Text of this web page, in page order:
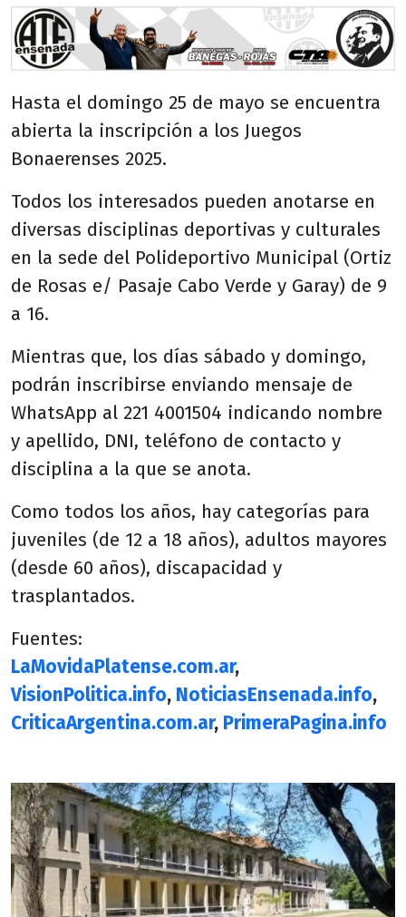
Hasta el domingo 25 de mayo se encuentra
abierta la inscripción a los Juegos
Bonaerenses 2025.
Todos los interesados pueden anotarse en
diversas disciplinas deportivas y culturales
en la sede del Polideportivo Municipal (Ortiz
de Rosas e/ Pasaje Cabo Verde y Garay) de 9
a 16.
Mientras que, los días sábado y domingo,
podrán inscribirse enviando mensaje de
WhatsApp al 221 4001504 indicando nombre
y apellido, DNI, teléfono de contacto y
disciplina a la que se anota.
Como todos los años, hay categorías para
juveniles (de 12 a 18 años), adultos mayores
(desde 60 años), discapacidad y
trasplantados.
Fuentes:
LaMovidaPlatense.com.ar,
VisionPolitica.info, NoticiasEnsenada.info,
CriticaArgentina.com.ar, PrimeraPagina.info